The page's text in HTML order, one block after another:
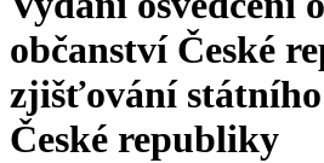
občanství České
zjišťování
České republiky